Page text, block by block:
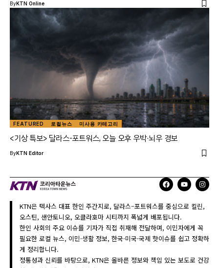
ByKTN Online
FEATURED 로컬뉴스 미사용 카테고리
<기상 특보> 달라스-포트워스, 오늘 오후 우박·뇌우 경보
ByKTN Editor
KTN은 텍사스 대표 한인 주간지로, 달라스–포트워스를 중심으로 킬린,
오스틴, 샌안토니오, 오클라호마 시티까지 폭넓게 배포됩니다.
한인 사회의 주요 이슈를 기자가 직접 취재해 전달하며, 이민자에게 꼭
필요한 로컬 뉴스, 이민·생활 정보, 한국·미국·국제 핫이슈를 쉽고 정확하
게 정리합니다.
정통성과 신뢰를 바탕으로, KTN은 올바른 정보와 책임 있는 보도로 건강